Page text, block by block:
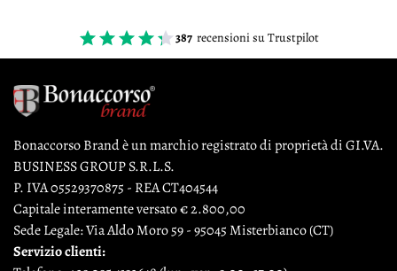
387 recensioni su Trustpilot
Bonaccorso Brand è un marchio registrato di proprietà di GI.VA.
BUSINESS GROUP S.R.L.S.
P. IVA 05529370875 - REA CT404544
Capitale interamente versato € 2.800,00
Sede Legale: Via Aldo Moro 59 - 95045 Misterbianco (CT)
Servizio clienti: